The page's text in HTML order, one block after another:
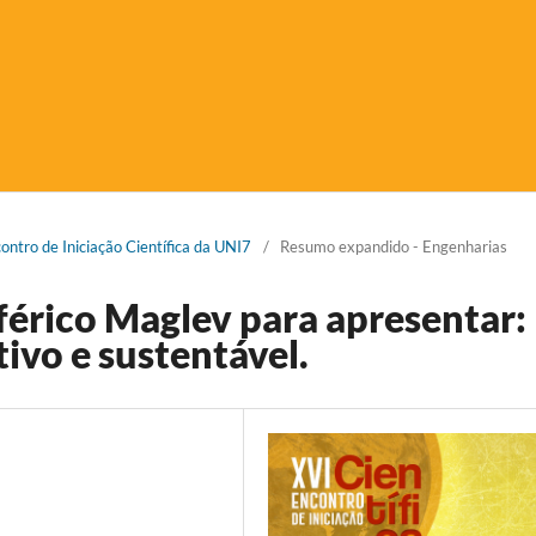
de Iniciação Científica da UNI7 / Resumo expandido - Engenharias
Maglev para apresentar:
e sustentável.